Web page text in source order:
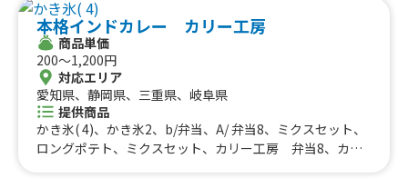
ホイップ、マンゴー生クリーム、レインボーかき氷、かき
氷、みかんパフェ、チョコバナナパフェ、苺バナナ、苺カ
スタード、苺クリーム、はちみつチーズクリーム、モンブ
ランクレープ、ブルーベリーチーズ、バナナクリーム、こ
がしマシュマロ、みかんクレープ、抹茶バナナクリーム、
ブルーハワイアイス氷、スイカキ氷、ティラミス、パフェ
アイス、レインボーアイス氷、チョコバナナカスタード、
ワイワイクレープ、アイスクレープ、ブルーベリークリー
本格インドカレー カリー工房
商品単価
200〜1,200円
対応エリア
愛知県、静岡県、三重県、岐阜県
提供商品
かき氷( 4)、かき氷2、b/弁当、A/ 弁当8、ミクスセット、
ロングポテト、ミクスセット、カリー工房 弁当8、カリ